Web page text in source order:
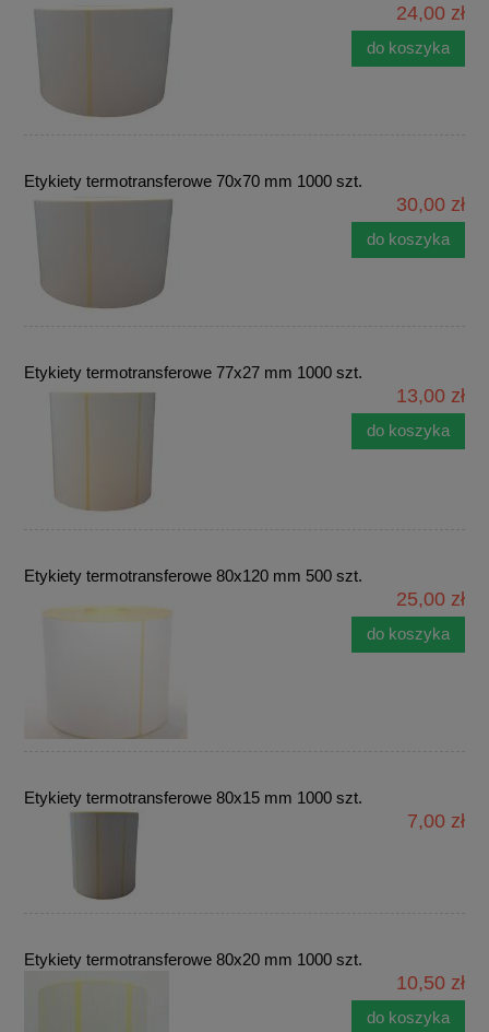
24,00 zł
do koszyka
Etykiety termotransferowe 70x70 mm 1000 szt.
30,00 zł
do koszyka
Etykiety termotransferowe 77x27 mm 1000 szt.
13,00 zł
do koszyka
Etykiety termotransferowe 80x120 mm 500 szt.
25,00 zł
do koszyka
Etykiety termotransferowe 80x15 mm 1000 szt.
7,00 zł
Etykiety termotransferowe 80x20 mm 1000 szt.
10,50 zł
do koszyka